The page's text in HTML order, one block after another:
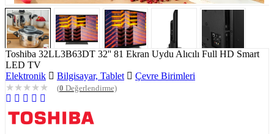
Toshiba 32LL3B63DT 32'' 81 Ekran Uydu Alıcılı Full HD Smart
LED TV
Elektronik
Bilgisayar, Tablet
Çevre Birimleri
★★★★★ (0 Değerlendirme)